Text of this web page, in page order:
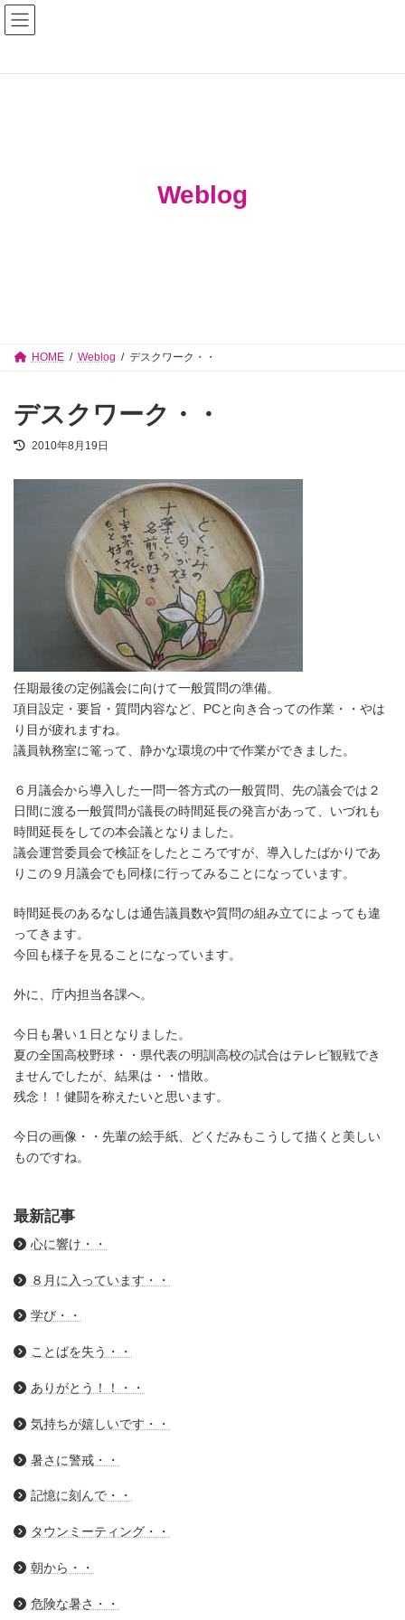
コ
ン
テ
ツ
ナ
ビ
ゲ
シ
佐々木志津子 見附市議会議員【公式サイ
Weblog
HOME Weblog デスクワーク・・
デスクワーク・・
最
2010年8月19日
任期最後の定例議会に向けて一般質問の準備。
項目設定・要旨・質問内容など、PCと向き合っての作業・・やは
り目が疲れますね。
議員執務室に篭って、静かな環境の中で作業ができました。
６月議会から導入した一問一答方式の一般質問、先の議会では２
日間に渡る一般質問が議長の時間延長の発言があって、いづれも
時間延長をしての本会議となりました。
議会運営委員会で検証をしたところですが、導入したばかりであ
りこの９月議会でも同様に行ってみることになっています。
時間延長のあるなしは通告議員数や質問の組み立てによっても違
ってきます。
今回も様子を見ることになっています。
外に、庁内担当各課へ。
今日も暑い１日となりました。
夏の全国高校野球・・県代表の明訓高校の試合はテレビ観戦でき
ませんでしたが、結果は・・惜敗。
残念！！健闘を称えたいと思います。
今日の画像・・先輩の絵手紙、どくだみもこうして描くと美しい
ものですね。
最新記事
心に響け・・
８月に入っています・・
学び・・
ことばを失う・・
ありがとう！！・・
気持ちが嬉しいです・・
暑さに警戒・・
記憶に刻んで・・
タウンミーティング・・
朝から・・
危険な暑さ・・